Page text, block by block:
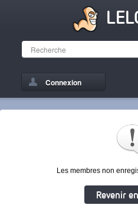
Connexion
Les membres non
Revenir